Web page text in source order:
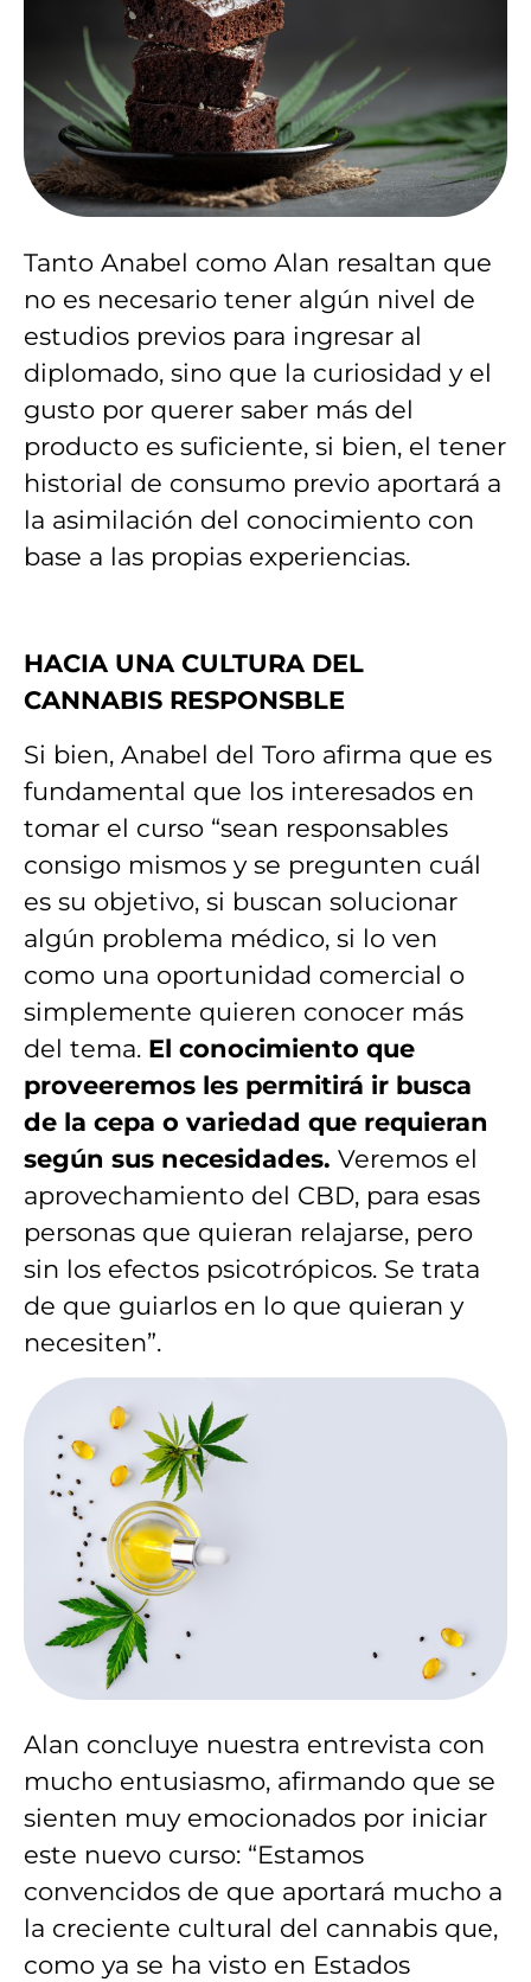
Tanto Anabel como Alan resaltan que
no es necesario tener algún nivel de
estudios previos para ingresar al
diplomado, sino que la curiosidad y el
gusto por querer saber más del
producto es suficiente, si bien, el tener
historial de consumo previo aportará a
la asimilación del conocimiento con
base a las propias experiencias.
HACIA UNA CULTURA DEL
CANNABIS RESPONSBLE
Si bien, Anabel del Toro afirma que es
fundamental que los interesados en
tomar el curso “sean responsables
consigo mismos y se pregunten cuál
es su objetivo, si buscan solucionar
algún problema médico, si lo ven
como una oportunidad comercial o
simplemente quieren conocer más
del tema. El conocimiento que
proveeremos les permitirá ir busca
de la cepa o variedad que requieran
según sus necesidades. Veremos el
aprovechamiento del CBD, para esas
personas que quieran relajarse, pero
sin los efectos psicotrópicos. Se trata
de que guiarlos en lo que quieran y
necesiten”.
Alan concluye nuestra entrevista con
mucho entusiasmo, afirmando que se
sienten muy emocionados por iniciar
este nuevo curso: “Estamos
convencidos de que aportará mucho a
la creciente cultural del cannabis que,
como ya se ha visto en Estados